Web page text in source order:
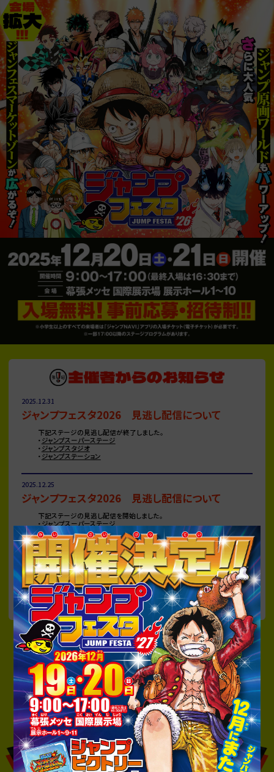
2025.12.31
ジャンプフェスタ2026 見逃し配信について
下記ステージの見逃し配信が終了しました。
・ ジャンプスーパーステージ
・ ジャンプスタジオ
・ ジャンプステーション
2025.12.25
ジャンプフェスタ2026 見逃し配信について
下記ステージの見逃し配信を開始しました。
・ ジャンプスーパーステージ
・ジャンプスタジオ
・ジャンプステーション
2025.12.22
ジャンプフェスタ2026 見逃し配信について
下記ステージの見逃し配信が決定しました。
・ジャンプスーパーステージ
・ジャンプスタジオ
・ジャンプステーション
2025.12.21
閉幕のお知らせ
ジャンプフェスタ2026は大盛況のうちに終了しました。
たくさんのご参加ありがとうございました！
2025.12.20
開幕のお知らせ
ジャンプフェスタ2026が開幕しました。
2026.01.01
以下のページが更新されました。
ジャンプスーパーステージ
ジャンプスタジオ
ジャンプステーション